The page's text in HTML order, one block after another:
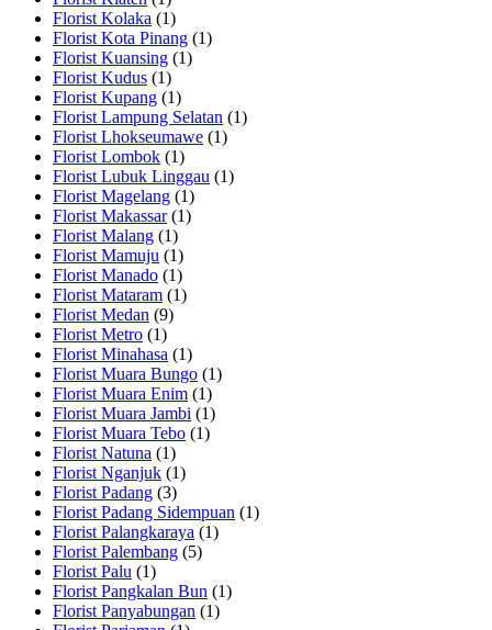
Florist Kolaka (1)
Florist Kota Pinang (1)
Florist Kuansing (1)
Florist Kudus (1)
Florist Kupang (1)
Florist Lampung Selatan (1)
Florist Lhokseumawe (1)
Florist Lombok (1)
Florist Lubuk Linggau (1)
Florist Magelang (1)
Florist Makassar(1)
Florist Malang (1)
Florist Mamuju (1)
Florist Manado (1)
Florist Mataram (1)
Florist Medan (9)
Florist Metro (1)
Florist Minahasa (1)
Florist Muara Bungo (1)
Florist Muara Enim (1)
Florist Muara Jambi (1)
Florist Muara Tebo (1)
Florist Natuna (1)
Florist Nganjuk (1)
Florist Padang (3)
Florist Padang Sidempuan (1)
Florist Palangkaraya (1)
Florist Palembang (5)
Florist Palu (1)
Florist Pangkalan Bun (1)
Florist Panyabungan (1)